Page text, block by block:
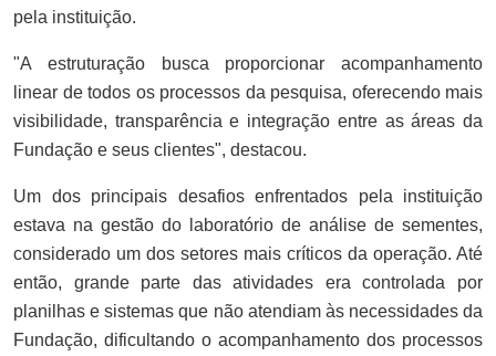
pela instituição.
"A estruturação busca proporcionar acompanhamento
linear de todos os processos da pesquisa, oferecendo mais
visibilidade, transparência e integração entre as áreas da
Fundação e seus clientes", destacou.
Um dos principais desafios enfrentados pela instituição
estava na gestão do laboratório de análise de sementes,
considerado um dos setores mais críticos da operação. Até
então, grande parte das atividades era controlada por
planilhas e sistemas que não atendiam às necessidades da
Fundação, dificultando o acompanhamento dos processos